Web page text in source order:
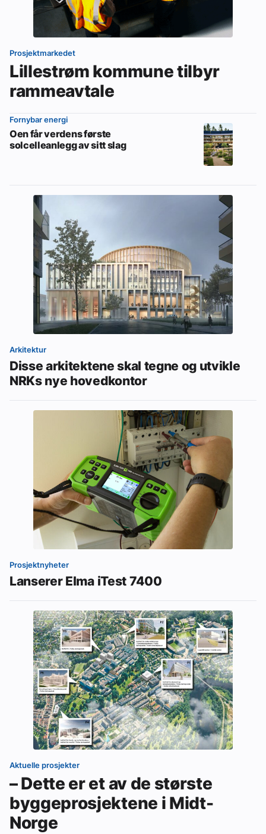
Ledige stillinger
eBlad
Aktivitetskalender
Bransjekommentar
Prosjektmarkedet
Lillestrøm kommune tilbyr
rammeavtale
Fornybar energi
Oen får verdens første
solcelleanlegg av sitt slag
Arkitektur
Disse arkitektene skal tegne og utvikle
NRKs nye hovedkontor
Prosjektnyheter
Lanserer Elma iTest 7400
Aktuelle prosjekter
– Dette er et av de største
byggeprosjektene i Midt-
Norge